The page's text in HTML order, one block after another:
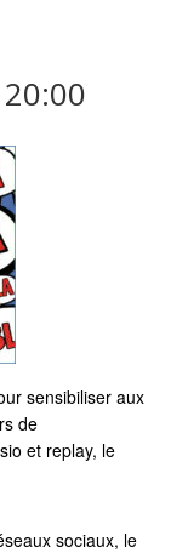
20:00
sensibiliser aux
de
et replay, le
sociaux, le